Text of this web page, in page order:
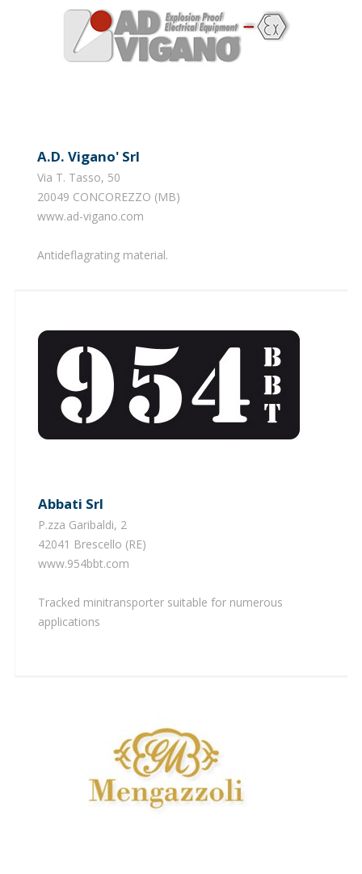
A.d. Vigano' Srl
Via T. Tasso, 50
20049 CONCOREZZO (MB)
www.ad-vigano.com
Antideflagrating material.
Abbati Srl
P.zza Garibaldi, 2
42041 Brescello (RE)
www.954bbt.com
Tracked minitransporter suitable for numerous
applications